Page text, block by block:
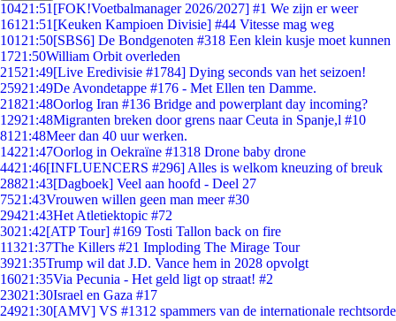
10421:51 [FOK!Voetbalmanager 2026/2027] #1 We zijn er weer
161 21:51 [Keuken Kampioen Divisie] #44 Vitesse mag weg
101 21:50[SBS6] De Bondgenoten #318 Een klein kusje moet kunnen
1721:50William Orbit overleden
21521:49[Live Eredivisie #1784] Dying seconds van het seizoen!
25921:49De Avondetappe #176 - Met Ellen ten Damme.
21821:48Oorlog Iran #136 Bridge and powerplant day incoming?
12921:48Migranten breken door grens naar Ceuta in Spanje,l #10
81 21:48Meer dan 40 uur werken.
14221:47Oorlog in Oekraïne #1318 Drone baby drone
4421:46[INFLUENCERS #296] Alles is welkom kneuzing of breuk
28821:43[Dagboek] Veel aan hoofd - Deel 27
7521:43Vrouwen willen geen man meer #30
29421:43Het Atletiektopic #72
3021:42[ATP Tour] #169 Tosti Tallon back on fire
11321:37The Killers #21 Imploding The Mirage Tour
3921:35Trump wil dat J.D. Vance hem in 2028 opvolgt
16021:35Via Pecunia - Het geld ligt op straat! #2
23021:30Israel en Gaza #17
24921:30[AMV] VS #1312 spammers van de internationale rechtsorde